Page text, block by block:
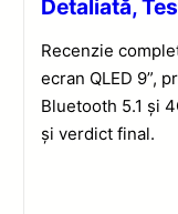
Detaliată,
Recenzie
ecran QLED 9”,
Bluetooth 5.1 și
și verdict final.